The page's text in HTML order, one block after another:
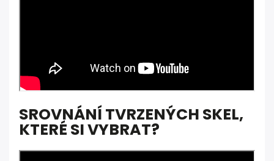
SROVNÁNÍ TVRZENÝCH SKEL,
KTERÉ SI VYBRAT?